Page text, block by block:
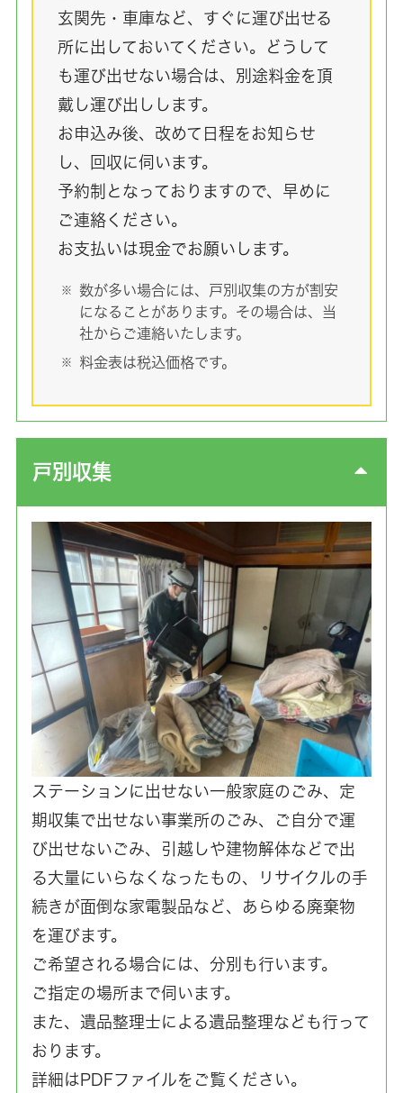
玄関先・車庫など、すぐに運び出せる
所に出しておいてください。どうして
も運び出せない場合は、別途料金を頂
戴し運び出しします。
お申込み後、改めて日程をお知らせ
し、回収に伺います。
予約制となっておりますので、早めに
ご連絡ください。
お支払いは現金でお願いします。
数が多い場合には、戸別収集の方が割安
になることがあります。その場合は、当
社からご連絡いたします。
料金表は税込価格です。
戸別収集
ステーションに出せない一般家庭のごみ、定
期収集で出せない事業所のごみ、ご自分で運
び出せないごみ、引越しや建物解体などで出
る大量にいらなくなったもの、リサイクルの手
続きが面倒な家電製品など、あらゆる廃棄物
を運びます。
ご希望される場合には、分別も行います。
ご指定の場所まで伺います。
また、遺品整理士による遺品整理なども行って
おります。
詳細はPDFファイルをご覧ください。